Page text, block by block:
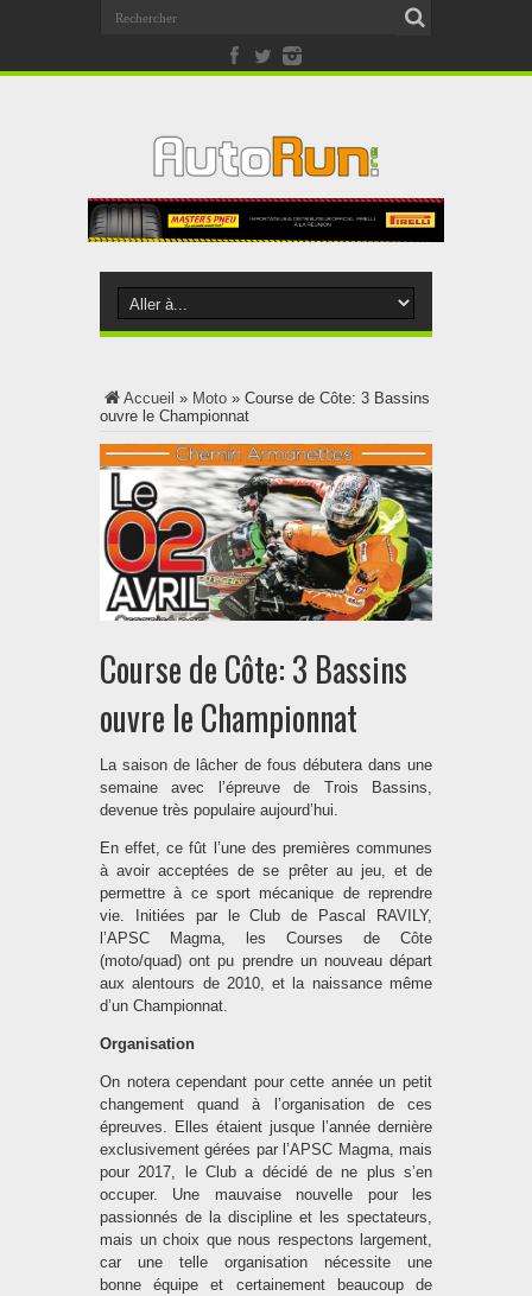
Accueil » Moto » Course de Côte: 3 Bassins
ouvre le Championnat
Course de Côte: 3 Bassins
ouvre le Championnat
La saison de lâcher de fous débutera dans une
semaine avec l’épreuve de Trois Bassins,
devenue très populaire aujourd’hui.
En effet, ce fût l’une des premières communes
à avoir acceptées de se prêter au jeu, et de
permettre à ce sport mécanique de reprendre
vie. Initiées par le Club de Pascal RAVILY,
l’APSC Magma, les Courses de Côte
(moto/quad) ont pu prendre un nouveau départ
aux alentours de 2010, et la naissance même
d’un Championnat.
Organisation
On notera cependant pour cette année un petit
changement quand à l’organisation de ces
épreuves. Elles étaient jusque l’année dernière
exclusivement gérées par l’APSC Magma, mais
pour 2017, le Club a décidé de ne plus s’en
occuper. Une mauvaise nouvelle pour les
passionnés de la discipline et les spectateurs,
mais un choix que nous respectons largement,
car une telle organisation nécessite une
bonne équipe et certainement beaucoup de